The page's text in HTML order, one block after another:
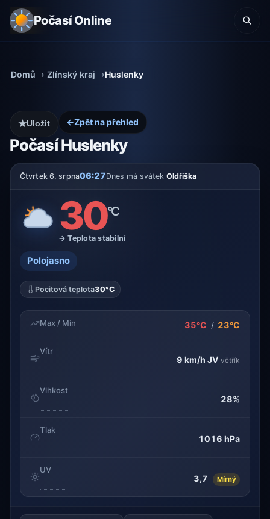
Počasí Online
Domů Zlínský kraj Huslenky
←Zpět na přehled
Počasí Huslenky
★Uložit
Čtvrtek 6. srpna06:27Dnes má svátek Oldřiška
30°C
→ Teplota stabilní
Polojasno
Pocitová teplota30°C
Max / Min 35°C / 23°C
Vítr
9 km/h JV větřík
Vlhkost
28%
Tlak
1016 hPa
UV
3,7 Mírný